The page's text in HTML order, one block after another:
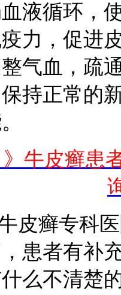
液循环，
力，促进
气血，疏
持正常的
》牛皮癣患
皮癣专科
患者有补
么不清楚